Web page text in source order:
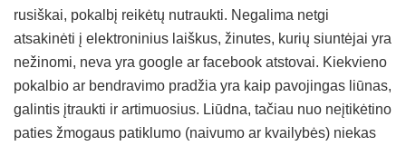
rusiškai, pokalbį reikėtų nutraukti. Negalima netgi
atsakinėti į elektroninius laiškus, žinutes, kurių siuntėjai yra
nežinomi, neva yra google ar facebook atstovai. Kiekvieno
pokalbio ar bendravimo pradžia yra kaip pavojingas liūnas,
galintis įtraukti ir artimuosius. Liūdna, tačiau nuo neįtikėtino
paties žmogaus patiklumo (naivumo ar kvailybės) niekas